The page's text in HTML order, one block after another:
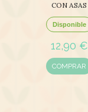
CON ASAS
Disponible
12,90 €
COMPRAR